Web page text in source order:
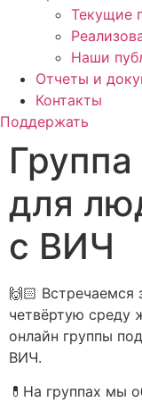
Текущие
Наши
Отчеты и
Контакты
Поддержать
для
с ВИЧ
🙌🏻
четвёртую среду
онлайн группы
ВИЧ.
💊На группах мы